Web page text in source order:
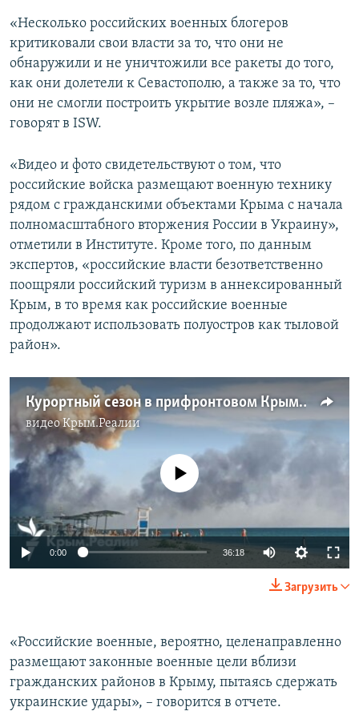
«Несколько российских военных блогеров
критиковали свои власти за то, что они не
обнаружили и не уничтожили все ракеты до того,
как они долетели к Севастополю, а также за то, что
они не смогли построить укрытие возле пляжа», –
говорят в ISW.
«Видео и фото свидетельствуют о том, что
российские войска размещают военную технику
рядом с гражданскими объектами Крыма с начала
полномасштабного вторжения России в Украину»,
отметили в Институте. Кроме того, по данным
экспертов, «российские власти безответственно
поощряли российский туризм в аннексированный
Крым, в то время как российские военные
продолжают использовать полуостров как тыловой
район».
Курортный сезон в прифронтовом Крыму: ожидание и реальность | Радио Крым.Реалии
видеоКрым.Реалии
720p 1080p
No media source currently available
0:00 36:18 Auto
240p
720p
1080p
Загрузить
«Российские военные, вероятно, целенаправленно
размещают законные военные цели вблизи
гражданских районов в Крыму, пытаясь сдержать
украинские удары», – говорится в отчете.